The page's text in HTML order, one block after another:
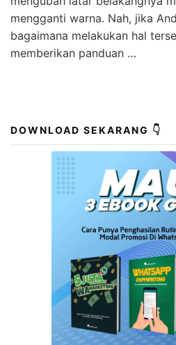
mengganti warna. Nah, jika
bagaimana melakukan hal
memberikan panduan …
DOWNLOAD SEKARANG 👇